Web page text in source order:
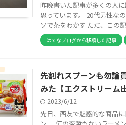
昨晩書いた記事が多くの人
思っています。 20代男性な
ソで茶をわかす ただ、この
はてなブログから移項した記事
先割れスプーンも勿論
みた【エクストリーム
2023/6/12
先日、西友で魅惑的な商品